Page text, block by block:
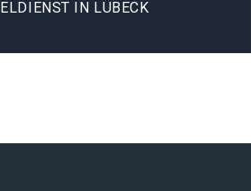
IN LÜBECK